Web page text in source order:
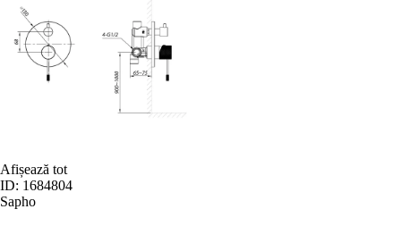
Afișează tot
ID: 1684804
Sapho